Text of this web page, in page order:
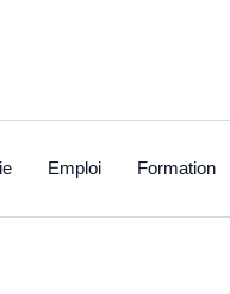
Emploi Formation